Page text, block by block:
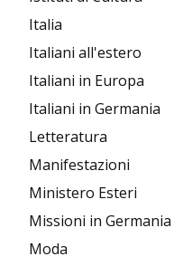
Italia
Italiani all'estero
Italiani in Europa
Italiani in Germania
Letteratura
Manifestazioni
Ministero Esteri
Missioni in Germania
Moda